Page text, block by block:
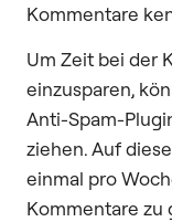
Kommentare
Um Zeit bei der
einzusparen,
Anti-Spam-
ziehen. Auf
einmal pro
Kommentare zu